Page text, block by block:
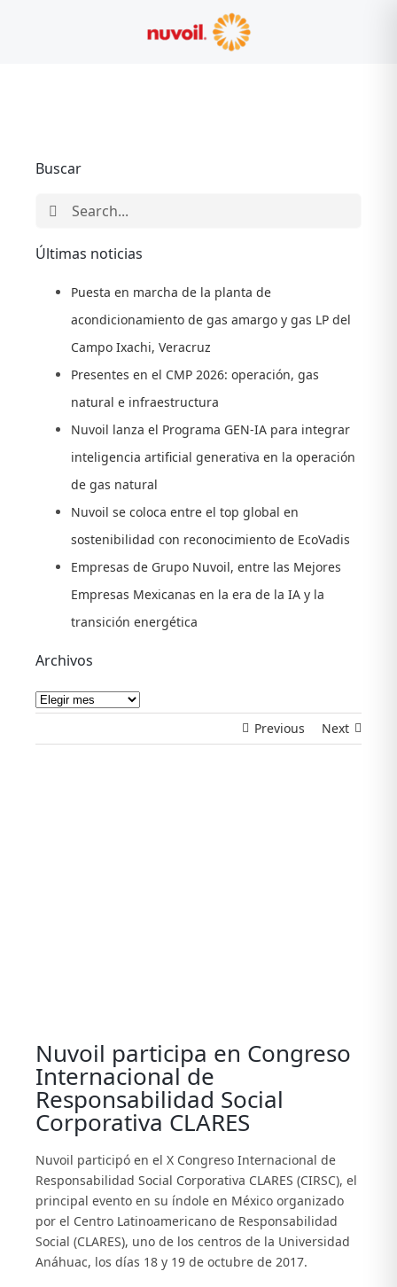
Previous Next
Nuvoil participa en Congreso
Internacional de
Responsabilidad Social
Corporativa CLARES
Nuvoil participó en el X Congreso Internacional de
Responsabilidad Social Corporativa CLARES (CIRSC), el
principal evento en su índole en México organizado
por el Centro Latinoamericano de Responsabilidad
Social (CLARES), uno de los centros de la Universidad
Anáhuac, los días 18 y 19 de octubre de 2017.
Buscar
Search
Últimas noticias
Puesta en marcha de la planta de
acondicionamiento de gas amargo y gas LP del
Campo Ixachi, Veracruz
Presentes en el CMP 2026: operación, gas
natural e infraestructura
Nuvoil lanza el Programa GEN-IA para integrar
inteligencia artificial generativa en la operación
de gas natural
Nuvoil se coloca entre el top global en
sostenibilidad con reconocimiento de EcoVadis
Empresas de Grupo Nuvoil, entre las Mejores
Empresas Mexicanas en la era de la IA y la
transición energética
Archivos
Archivos